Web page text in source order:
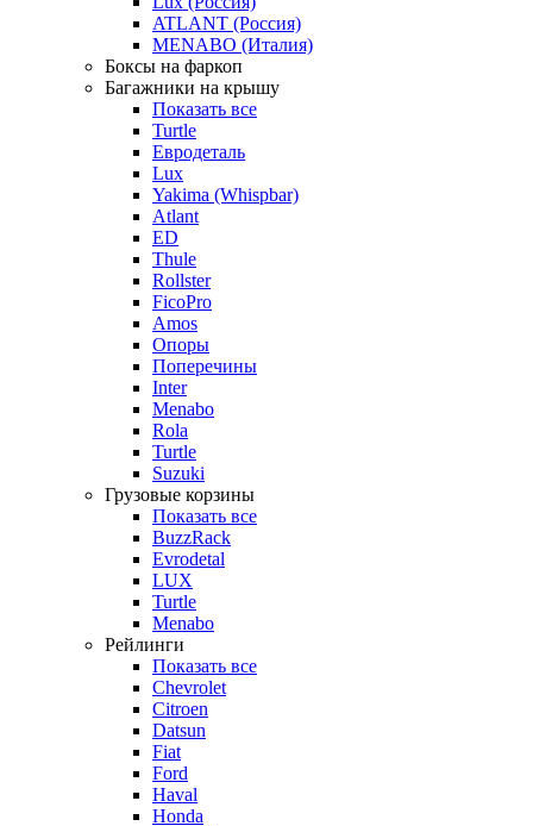
ATLANT (Россия)
MENABO (Италия)
Боксы на фаркоп
Багажники на крышу
Показать все
Turtle
Евродеталь
Lux
Yakima (Whispbar)
Atlant
ED
Thule
Rollster
FicoPro
Amos
Опоры
Поперечины
Inter
Menabo
Rola
Turtle
Suzuki
Грузовые корзины
Показать все
BuzzRack
Evrodetal
LUX
Turtle
Menabo
Рейлинги
Показать все
Chevrolet
Citroen
Datsun
Fiat
Ford
Haval
Honda